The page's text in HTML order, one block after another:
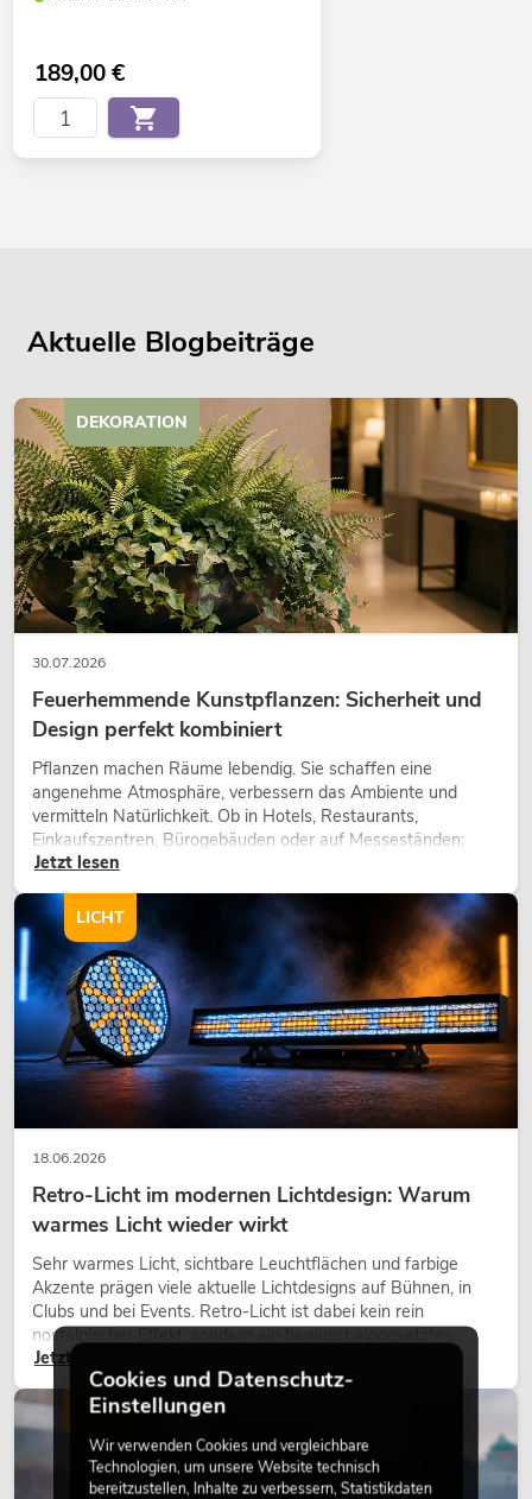
189,00€
Aktuelle Blogbeiträge
30.07.2026
Feuerhemmende Kunstpflanzen: Sicherheit und
Design perfekt kombiniert
Pflanzen machen Räume lebendig. Sie schaffen eine
angenehme Atmosphäre, verbessern das Ambiente und
vermitteln Natürlichkeit. Ob in Hotels, Restaurants,
Einkaufszentren, Bürogebäuden oder auf Messeständen:
eine hochwertige Begrünung gehört heute längst zum
modernen Raumkonzept.
Jetzt lesen
DEKORATION
18.06.2026
Retro-Licht im modernen Lichtdesign: Warum
warmes Licht wieder wirkt
Sehr warmes Licht, sichtbare Leuchtflächen und farbige
Akzente prägen viele aktuelle Lichtdesigns auf Bühnen, in
Clubs und bei Events. Retro-Licht ist dabei kein rein
nostalgischer Effekt, sondern ein bewusst eingesetztes
Gestaltungsmittel: Es schafft Atmosphäre, gibt Szenen
Charakter und kann technische LED-Setups emotionaler
wirken lassen.
Jetzt lesen
LICHT
LICHT
Cookies und Datenschutz-
Einstellungen
Wir verwenden Cookies und vergleichbare
Technologien, um unsere Website technisch
bereitzustellen, Inhalte zu verbessern, Statistikdaten